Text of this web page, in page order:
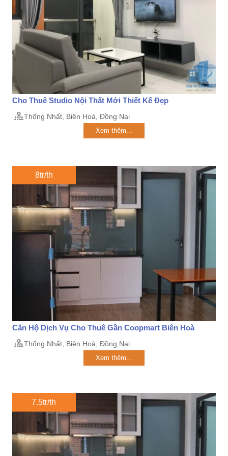
Cho Thuê Studio Nội Thất Mới Thiết Kế Đẹp
Thống Nhất, Biên Hoà, Đồng Nai
Xem thêm...
8tr/th
Căn Hộ Dịch Vụ Cho Thuê Gần Coopmart Biên Hoà
Thống Nhất, Biên Hoà, Đồng Nai
Xem thêm...
7.5tr/th